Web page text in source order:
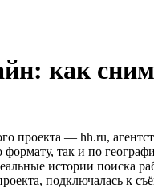
как
проекта — hh.ru,
так и по
истории поиска
подключалась к